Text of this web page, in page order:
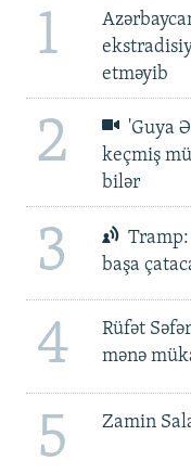
1
etməyib
2
'Guya
keçmiş
bilər
3
başa
4
Rüfət
mənə
5 Zamin